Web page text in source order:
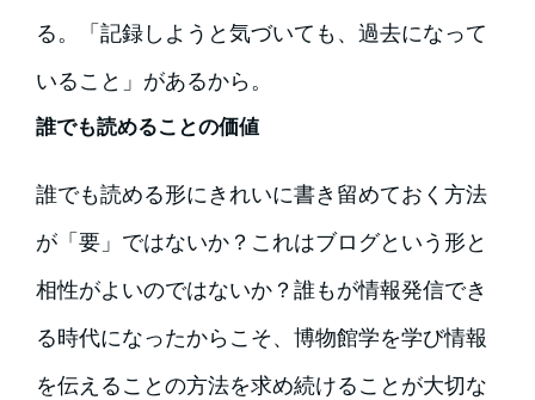
る。「記録しようと気づいても、過去になって
いること」があるから。
誰でも読めることの価値
誰でも読める形にきれいに書き留めておく方法
が「要」ではないか？これはブログという形と
相性がよいのではないか？誰もが情報発信でき
る時代になったからこそ、博物館学を学び情報
を伝えることの方法を求め続けることが大切な